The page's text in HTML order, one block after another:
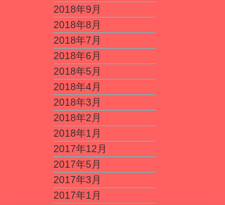
2018年9月
2018年8月
2018年7月
2018年6月
2018年5月
2018年4月
2018年3月
2018年2月
2018年1月
2017年12月
2017年5月
2017年3月
2017年1月